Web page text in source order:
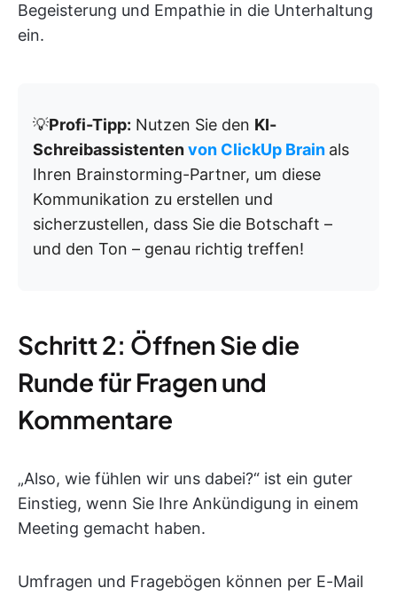
Begeisterung und Empathie in die Unterhaltung
ein.
💡Profi-Tipp: Nutzen Sie den KI-
Schreibassistentenvon ClickUp Brain als
Ihren Brainstorming-Partner, um diese
Kommunikation zu erstellen und
sicherzustellen, dass Sie die Botschaft –
und den Ton – genau richtig treffen!
Schritt 2: Öffnen Sie die
Runde für Fragen und
Kommentare
„Also, wie fühlen wir uns dabei?“ ist ein guter
Einstieg, wenn Sie Ihre Ankündigung in einem
Meeting gemacht haben.
Umfragen und Fragebögen können per E-Mail